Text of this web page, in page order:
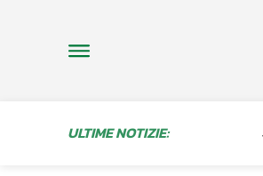
ULTIME NOTIZIE: